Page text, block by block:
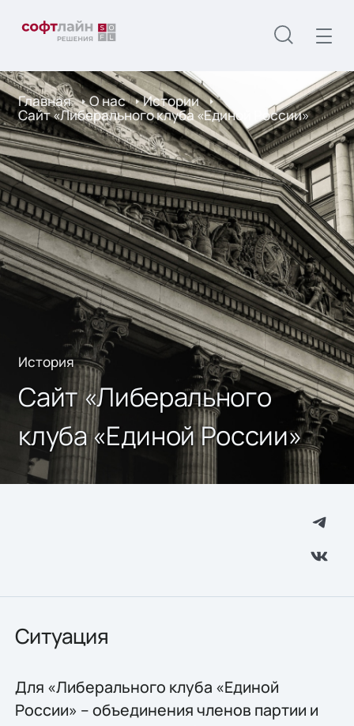
Главная О нас Истории
Cайт «Либерального клуба «Единой России»
История
Cайт «Либерального
клуба «Единой России»
Ситуация
Для «Либерального клуба «Единой
России» – объединения членов партии и